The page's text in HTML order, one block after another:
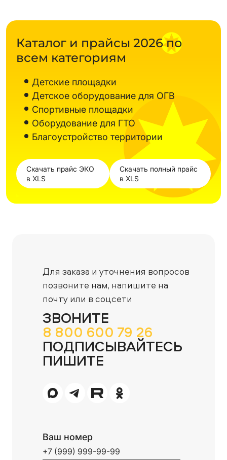
Каталог и прайсы 2026 по
всем категориям
Детские площадки
Детское оборудование для ОГВ
Спортивные площадки
Оборудование для ГТО
Благоустройство территории
Скачать прайс ЭКО
в XLS
Скачать полный прайс
в XLS
Для заказа и уточнения вопросов
позвоните нам, напишите на
почту или в соцсети
ЗВОНИТЕ
8 800 600 79 26
ПОДПИСЫВАЙТЕСЬ
ПИШИТЕ
Ваш номер